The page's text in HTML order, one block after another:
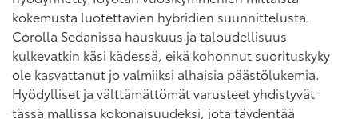
kokemusta luotettavien hybridien suunnittelusta.
Corolla Sedanissa hauskuus ja taloudellisuus
kulkevatkin käsi kädessä, eikä kohonnut suorituskyky
ole kasvattanut jo valmiiksi alhaisia päästölukemia.
Hyödylliset ja välttämättömät varusteet yhdistyvät
tässä mallissa kokonaisuudeksi, jota täydentää